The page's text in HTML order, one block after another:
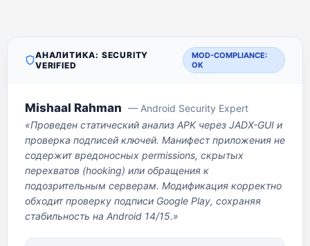
АНАЛИТИКА: SECURITY
VERIFIED
MOD-COMPLIANCE:
OK
Mishaal Rahman — Android Security Expert
«Проведен статический анализ APK через JADX-GUI и
проверка подписей ключей. Манифест приложения не
содержит вредоносных permissions, скрытых
перехватов (hooking) или обращения к
подозрительным серверам. Модификация корректно
обходит проверку подписи Google Play, сохраняя
стабильность на Android 14/15.»